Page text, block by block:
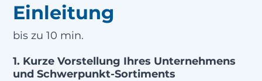
Einleitung
bis zu 10 min.
1. Kurze Vorstellung Ihres Unternehmens
und Schwerpunkt-Sortiments